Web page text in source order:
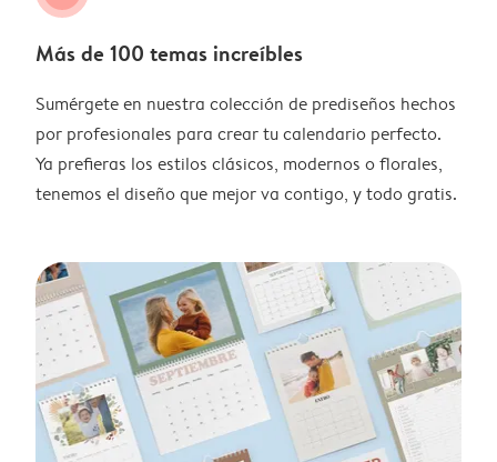
Más de 100 temas increíbles
Sumérgete en nuestra colección de prediseños hechos
por profesionales para crear tu calendario perfecto.
Ya prefieras los estilos clásicos, modernos o florales,
tenemos el diseño que mejor va contigo, y todo gratis.